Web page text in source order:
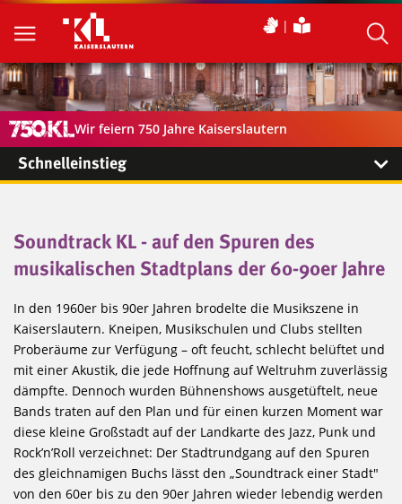
Wir feiern 750 Jahre Kaiserslautern
Schnelleinstieg
Soundtrack KL - auf den Spuren des
musikalischen Stadtplans der 60-90er Jahre
In den 1960er bis 90er Jahren brodelte die Musikszene in
Kaiserslautern. Kneipen, Musikschulen und Clubs stellten
Proberäume zur Verfügung – oft feucht, schlecht belüftet und
mit einer Akustik, die jede Hoffnung auf Weltruhm zuverlässig
dämpfte. Dennoch wurden Bühnenshows ausgetüftelt, neue
Bands traten auf den Plan und für einen kurzen Moment war
diese kleine Großstadt auf der Landkarte des Jazz, Punk und
Rock’n’Roll verzeichnet: Der Stadtrundgang auf den Spuren
des gleichnamigen Buchs lässt den „Soundtrack einer Stadt"
von den 60er bis zu den 90er Jahren wieder lebendig werden